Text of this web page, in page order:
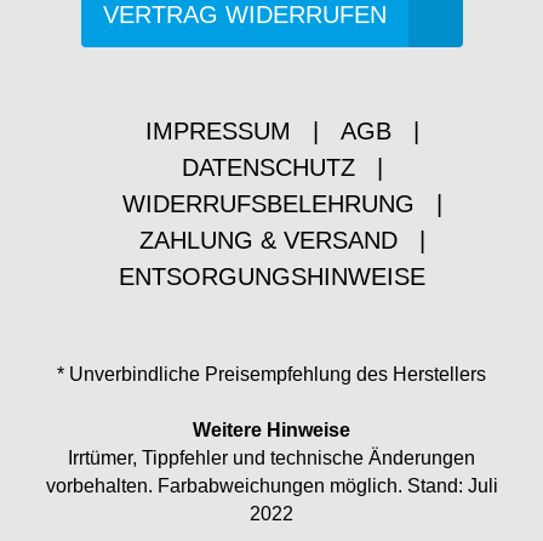
VERTRAG WIDERRUFEN
IMPRESSUM AGB
DATENSCHUTZ
WIDERRUFSBELEHRUNG
ZAHLUNG & VERSAND
ENTSORGUNGSHINWEISE
* Unverbindliche Preisempfehlung des Herstellers
Weitere Hinweise
Irrtümer, Tippfehler und technische Änderungen
vorbehalten. Farbabweichungen möglich. Stand: Juli
2022